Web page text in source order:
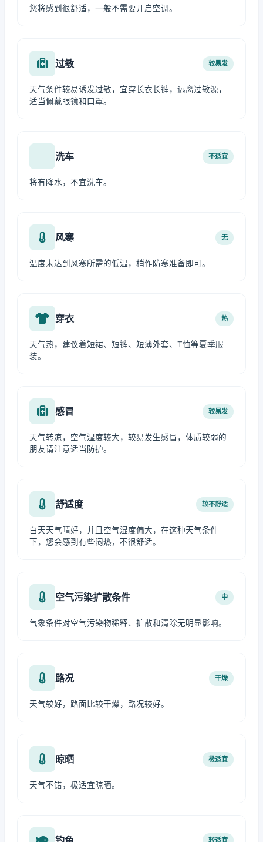
您将感到很舒适，一般不需要开启空调。
过敏 较易发
天气条件较易诱发过敏，宜穿长衣长裤，远离过敏源，
适当佩戴眼镜和口罩。
洗车 不适宜
将有降水，不宜洗车。
风寒 无
温度未达到风寒所需的低温，稍作防寒准备即可。
穿衣 热
天气热，建议着短裙、短裤、短薄外套、T恤等夏季服
装。
感冒 较易发
天气转凉，空气湿度较大，较易发生感冒，体质较弱的
朋友请注意适当防护。
舒适度 较不舒适
白天天气晴好，并且空气湿度偏大，在这种天气条件
下，您会感到有些闷热，不很舒适。
空气污染扩散条件 中
气象条件对空气污染物稀释、扩散和清除无明显影响。
路况 干燥
天气较好，路面比较干燥，路况较好。
晾晒 极适宜
天气不错，极适宜晾晒。
较适宜